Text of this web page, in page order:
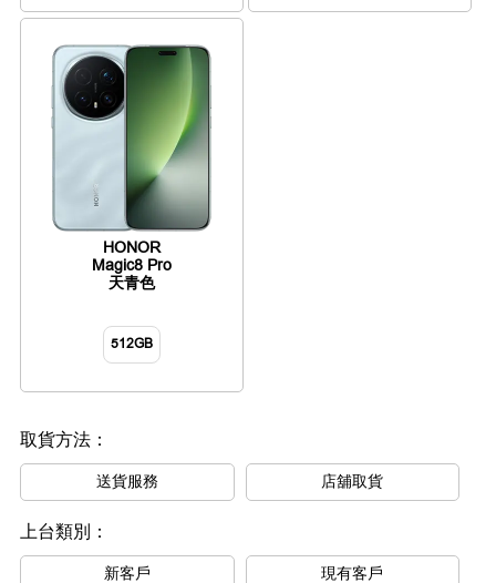
HONOR
Magic8 Pro
天青色
512GB
取貨方法：
送貨服務 店舖取貨
上台類別：
新客戶 現有客戶